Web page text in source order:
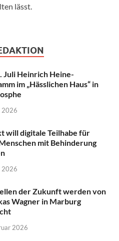
lässt.
Juli Heinrich Heine-
im „Hässlichen Haus“ in
2026
will digitale Teilhabe für
mit Behinderung
2026
der Zukunft werden von
Wagner in Marburg
2026